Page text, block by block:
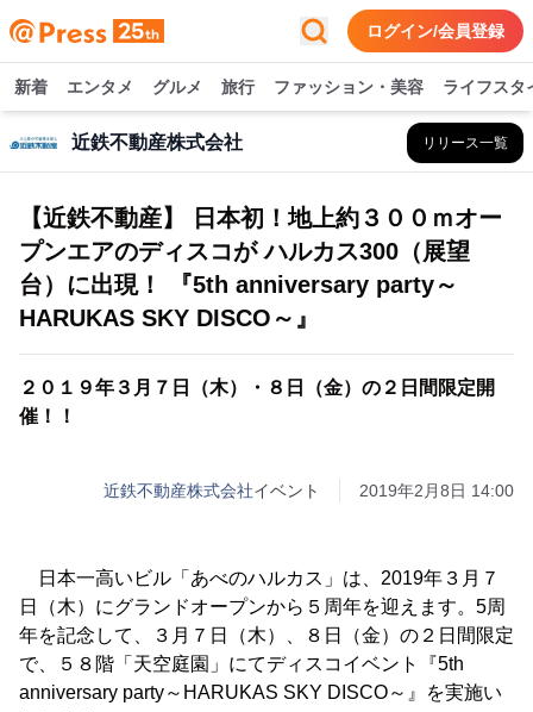
ログイン/会員登録
新着 エンタメ グルメ 旅行 ファッション・美容 ライフスタ
近鉄不動産株式会社 リリース一覧
【近鉄不動産】 日本初！地上約３００ｍオー
プンエアのディスコが ハルカス300（展望
台）に出現！ 『5th anniversary party～
HARUKAS SKY DISCO～』
２０１９年３月７日（木）・８日（金）の２日間限定開
催！！
近鉄不動産株式会社イベント 2019年2月8日 14:00
日本一高いビル「あべのハルカス」は、2019年３月７
日（木）にグランドオープンから５周年を迎えます。5周
年を記念して、３月７日（木）、８日（金）の２日間限定
で、５８階「天空庭園」にてディスコイベント『5th
anniversary party～HARUKAS SKY DISCO～』を実施い